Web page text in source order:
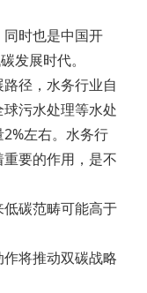
时也是中国开
发展时代。
径，水务行业自
污水处理等水处
左右。水务行
要的作用，是不
碳范畴可能高于
将推动双碳战略